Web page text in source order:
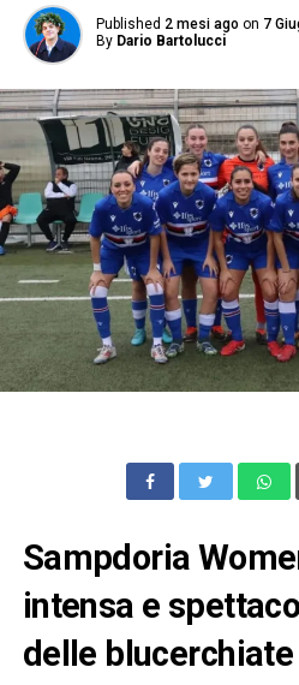
Published 2 mesi ago on 7
By Dario Bartolucci
Sampdoria
intensa e
delle blucerchiate